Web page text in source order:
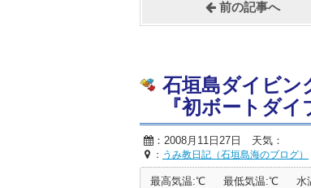
前の記事へ
石垣島ダイビン
『初ボートダイ
：2008月11日27日 天気：
： うみ教日記（石垣島海のブログ）
最高気温:℃ 最低気温:℃ 水